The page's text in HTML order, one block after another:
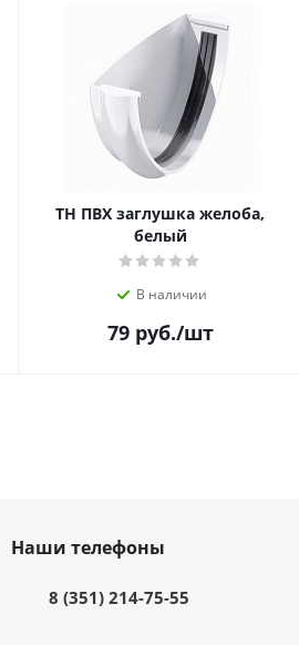
ТН ПВХ заглушка желоба,
белый
В наличии
79руб./шт
Наши телефоны
8 (351) 214-75-55